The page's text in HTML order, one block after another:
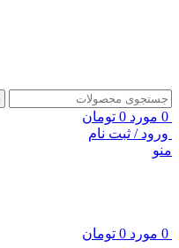
0 مورد 0 تومان
ورود / ثبت نام
منو
0 مورد 0 تومان